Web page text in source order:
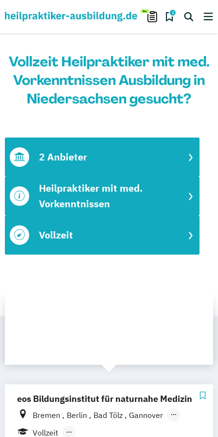
0
Vollzeit Heilpraktiker mit med.
Vorkenntnissen Ausbildung in
Niedersachsen gesucht?
Vollzeit
Heilpraktiker mit med.
Vorkenntnissen
2 Anbieter
eos Bildungsinstitut für naturnahe Medizin
Bremen Berlin Bad Tölz
Gannover
Leipzig
Vollzeit